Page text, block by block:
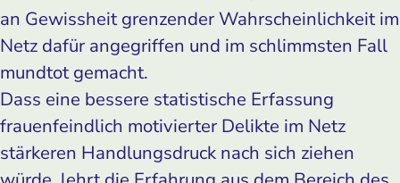
an Gewissheit grenzender Wahrscheinlichkeit im
Netz dafür angegriffen und im schlimmsten Fall
mundtot gemacht.
Dass eine bessere statistische Erfassung
frauenfeindlich motivierter Delikte im Netz
stärkeren Handlungsdruck nach sich ziehen